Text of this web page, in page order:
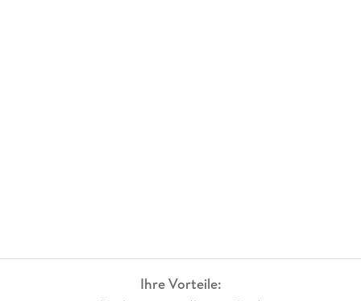
Ihre Vorteile: